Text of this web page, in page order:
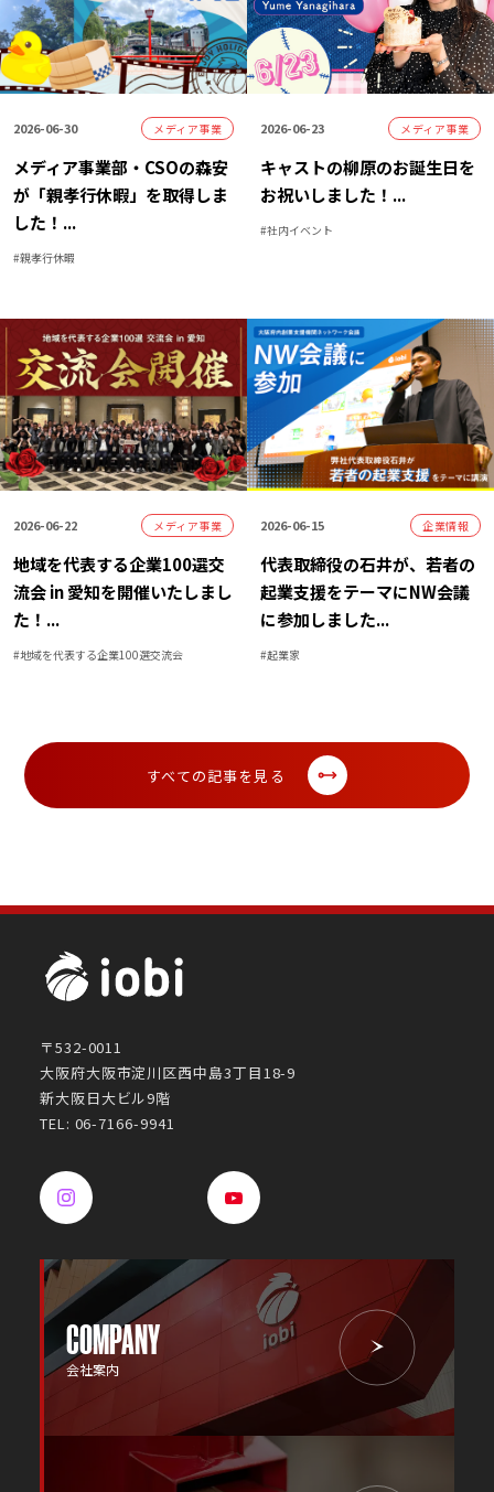
2026-06-30 メディア事業
メディア事業部・CSOの森安
が「親孝行休暇」を取得しま
した！ ...
#親孝行休暇
2026-06-23 メディア事業
キャストの柳原のお誕生日を
お祝いしました！ ...
#社内イベント
2026-06-22 メディア事業
地域を代表する企業100選交
流会 in 愛知を開催いたしまし
た！ ...
#地域を代表する企業100選交流会
2026-06-15 企業情報
代表取締役の石井が、若者の
起業支援をテーマにNW会議
に参加しました...
#起業家
すべての記事を見る
〒532-0011
大阪府大阪市淀川区西中島3丁目18-9
新大阪日大ビル9階
TEL: 06-7166-9941
COMPANY
会社案内